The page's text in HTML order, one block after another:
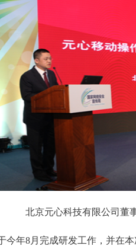
北京元心科技有限公司董
今年8月完成研发工作，并在